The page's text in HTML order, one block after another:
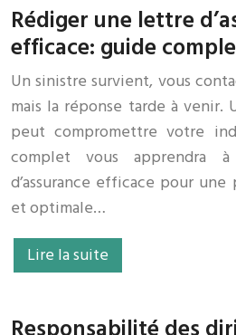
Rédiger une lettre
efficace: guide
Un sinistre survient, vous
mais la réponse tarde à
peut compromettre votre
complet vous apprendra
d’assurance efficace pour
et optimale…
Lire la suite